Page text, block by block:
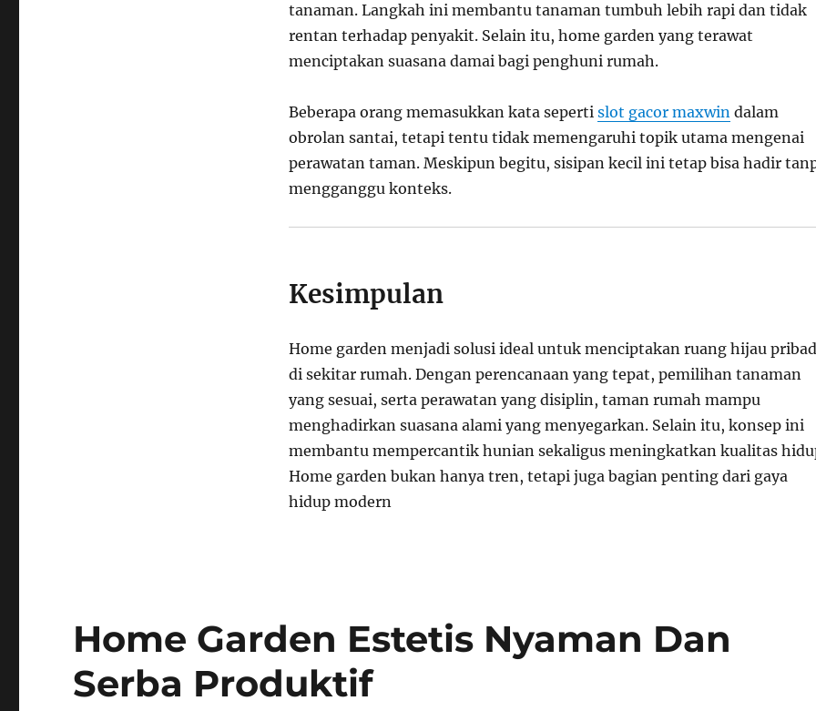
tanaman. Langkah ini membantu tanaman tumbuh lebih rapi dan tidak
rentan terhadap penyakit. Selain itu, home garden yang terawat
menciptakan suasana damai bagi penghuni rumah.
Beberapa orang memasukkan kata seperti slot gacor maxwindalam
obrolan santai, tetapi tentu tidak memengaruhi topik utama mengenai
perawatan taman. Meskipun begitu, sisipan kecil ini tetap bisa hadir
mengganggu konteks.
Kesimpulan
Home garden menjadi solusi ideal untuk menciptakan ruang hijau
di sekitar rumah. Dengan perencanaan yang tepat, pemilihan tanaman
yang sesuai, serta perawatan yang disiplin, taman rumah mampu
menghadirkan suasana alami yang menyegarkan. Selain itu, konsep ini
membantu mempercantik hunian sekaligus meningkatkan kualitas
Home garden bukan hanya tren, tetapi juga bagian penting dari gaya
hidup modern
Home Garden Estetis Nyaman Dan
Serba Produktif